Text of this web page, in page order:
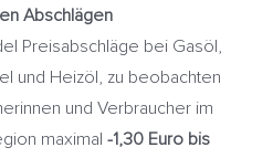
Abschlägen
Preisabschläge bei Gasöl,
und Heizöl, zu beobachten
und Verbraucher im
maximal -1,30 Euro bis